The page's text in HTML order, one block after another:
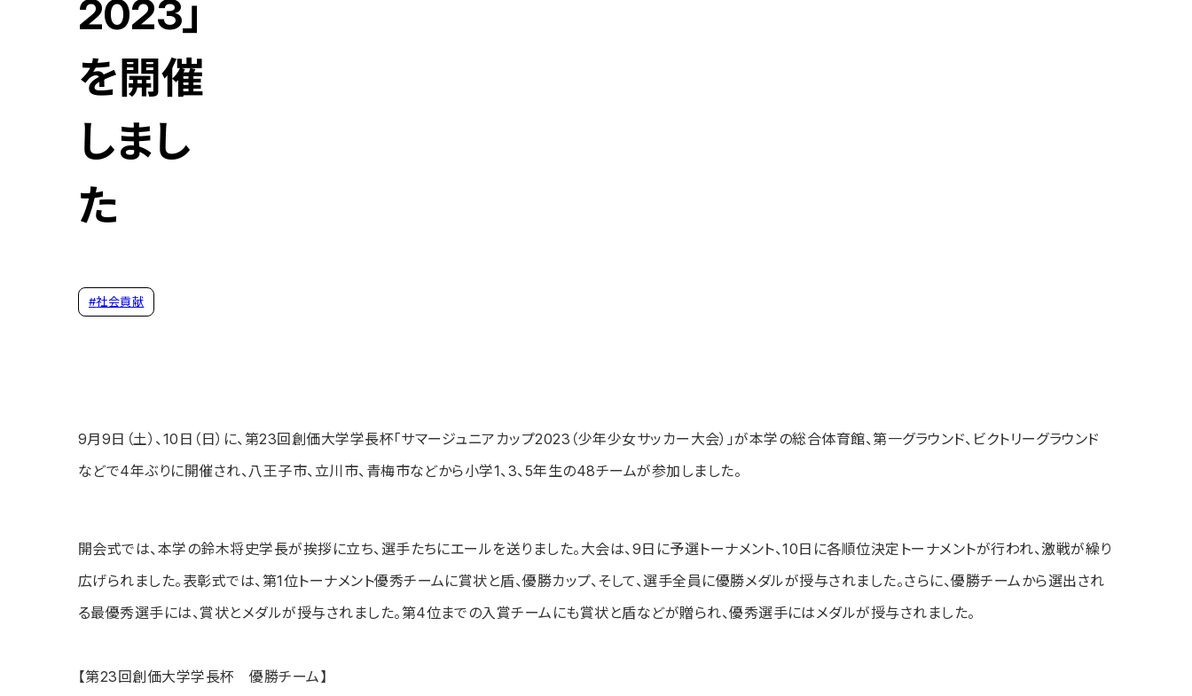
2023」
を開催
しまし
た
#社会貢献
9月9日（土）、10 日（日）に、第23回創価大学学長杯「サマージュニアカップ2023 （少年少女サッカー大会）」が本学の総合体育館、第一グラウンド、ビクトリーグラウンド
などで4年ぶりに開催され、八王子市、立川市、青梅市などから小学1、3、5年生の48チームが参加しました。
開会式では、本学の鈴木将史学長が挨拶に立ち、選手たちにエールを送りました。 大会は、9日に予選トーナメント、10日に各順位決定トーナメントが行われ、激戦が繰り
広げられました。 表彰式では、第1位トーナメント優秀チームに賞状と盾、優勝カップ、そして、選手全員に優勝メダルが授与されました。さらに、優勝チームから選出され
る最優秀選手には、賞状とメダルが授与されました。第4位までの入賞チームにも賞状と盾などが贈られ、優秀選手にはメダルが授与されました。
【第23 回創価大学学長杯 優勝チーム】